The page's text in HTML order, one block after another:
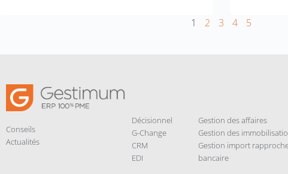
1 2 3 4 5
Conseils
Actualités
Décisionnel
G-Change
CRM
EDI
Gestion des affaires
Gestion des
Gestion import
bancaire